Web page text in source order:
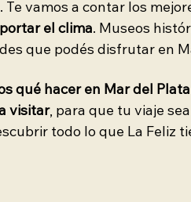
Te vamos a contar los
el clima. Museos
que podés disfrutar en
qué hacer en Mar del
visitar, para que tu viaje
todo lo que La Feliz